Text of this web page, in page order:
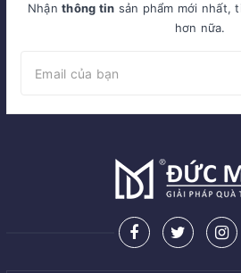
Nhậnthông tin sản phẩm mới nhất,
hơn nữa.